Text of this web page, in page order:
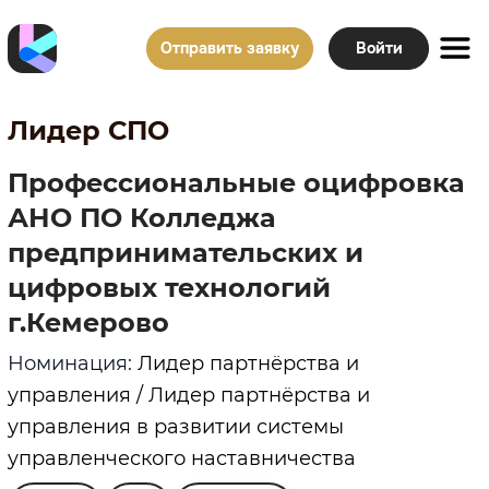
Отправить заявку Войти
Лидер СПО
Профессиональные оцифровка
АНО ПО Колледжа
предпринимательских и
цифровых технологий
г.Кемерово
Номинация: Лидер партнёрства и
управления / Лидер партнёрства и
управления в развитии системы
управленческого наставничества